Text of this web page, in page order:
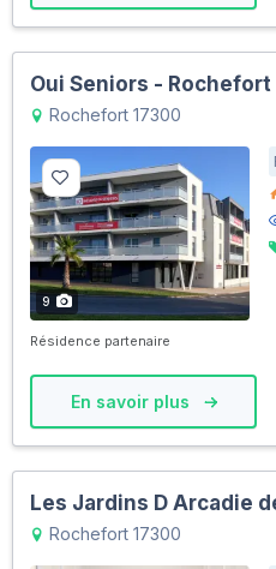
Oui Seniors - Rochefort
Rochefort 17300
9
Résidence partenaire
En savoir plus
Les Jardins D Arcadie
Rochefort 17300